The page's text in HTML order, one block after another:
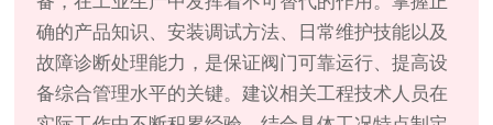
确的产品知识、安装调试方法、日常维护技能以及
故障诊断处理能力，是保证阀门可靠运行、提高设
备综合管理水平的关键。建议相关工程技术人员在